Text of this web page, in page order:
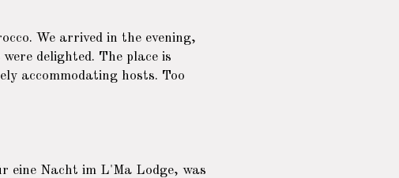
We arrived in the evening,
delighted. The place is
accommodating hosts. Too
eine Nacht im L'Ma Lodge, was